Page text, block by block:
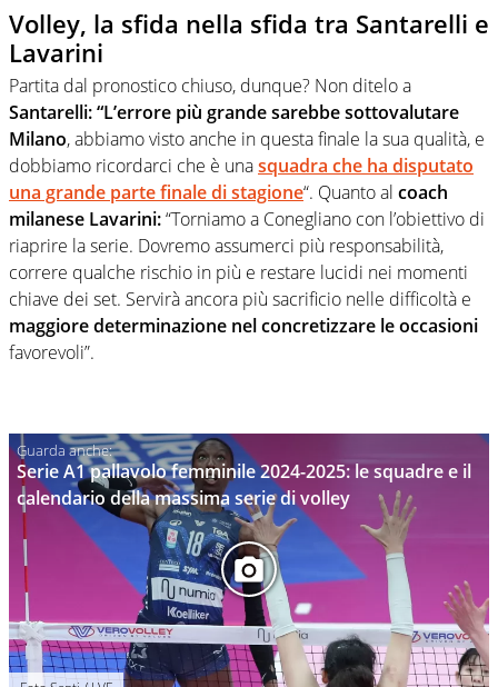
Volley, la sfida nella sfida tra Santarelli e
Lavarini
Partita dal pronostico chiuso, dunque? Non ditelo a
Santarelli: “L’errore più grande sarebbe sottovalutare
Milano, abbiamo visto anche in questa finale la sua qualità, e
dobbiamo ricordarci che è unasquadra che ha disputato
una grande parte finale di stagione“. Quanto al coach
milanese Lavarini:“Torniamo a Conegliano con l’obiettivo di
riaprire la serie. Dovremo assumerci più responsabilità,
correre qualche rischio in più e restare lucidi nei momenti
chiave dei set. Servirà ancora più sacrificio nelle difficoltà e
maggiore determinazione nel concretizzare le occasioni
favorevoli”.
Serie A1 pallavolo femminile 2024-2025: le squadre e il
calendario della massima serie di volley